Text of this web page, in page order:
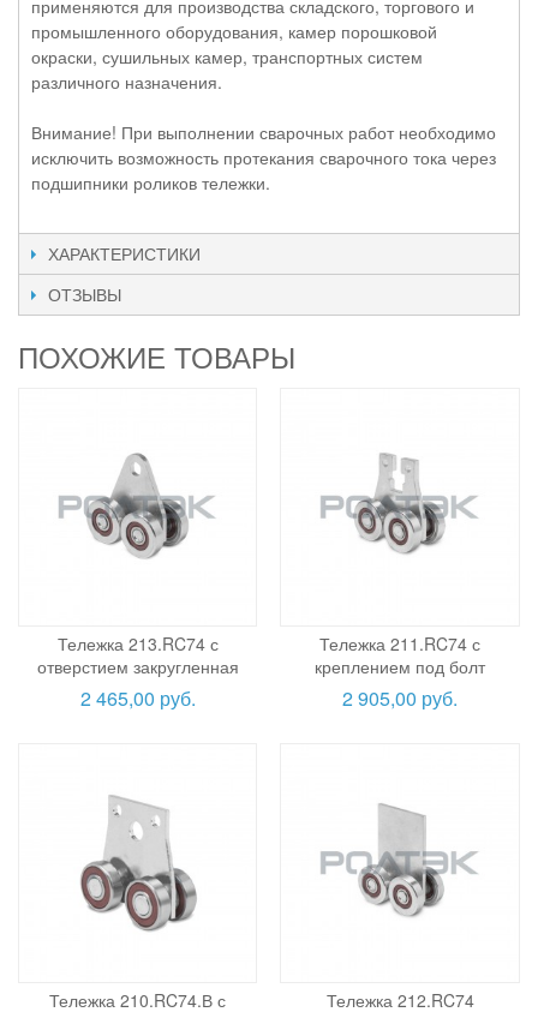
применяются для производства складского, торгового и
промышленного оборудования, камер порошковой
окраски, сушильных камер, транспортных систем
различного назначения.
Внимание! При выполнении сварочных работ необходимо
исключить возможность протекания сварочного тока через
подшипники роликов тележки.
ХАРАКТЕРИСТИКИ
ОТЗЫВЫ
ПОХОЖИЕ ТОВАРЫ
Тележка 213.RC74 с
отверстием закругленная
2 465,00 руб.
Тележка 211.RC74 с
креплением под болт
2 905,00 руб.
Тележка 210.RC74.В с
Тележка 212.RC74